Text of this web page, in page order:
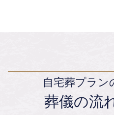
自宅葬プラン
葬儀の流